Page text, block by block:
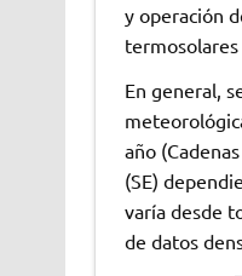
y operación
termosolares
En general,
año (Cadenas
(SE)
varía desde
de datos